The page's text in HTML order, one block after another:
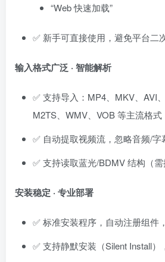
“Web 快速加载”
✅ 新手可直接使用，避免平台二
输入格式广泛 · 智能解析
✅ 支持导入：MP4、MKV、AVI
M2TS、WMV、VOB 等主流格式
✅ 自动提取视频流，忽略音频/字
✅ 支持读取蓝光/BDMV 结构（需
安装稳定 · 专业部署
✅ 标准安装程序，自动注册组件
✅ 支持静默安装（Silent Install